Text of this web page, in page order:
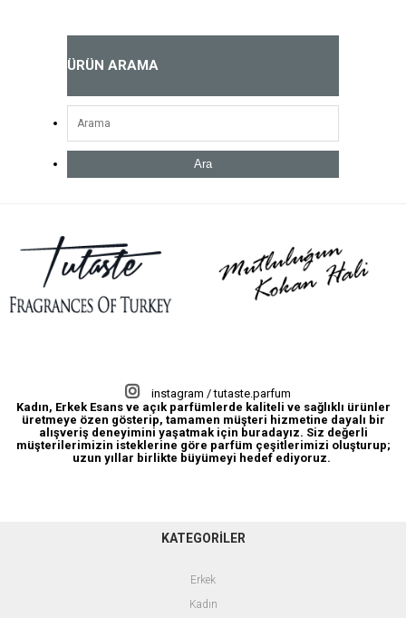
ÜRÜN ARAMA
Ara
instagram / tutaste.parfum
Kadın, Erkek Esans ve açık parfümlerde kaliteli ve sağlıklı ürünler
üretmeye özen gösterip, tamamen müşteri hizmetine dayalı bir
alışveriş deneyimini yaşatmak için buradayız. Siz değerli
müşterilerimizin isteklerine göre parfüm çeşitlerimizi oluşturup;
uzun yıllar birlikte büyümeyi hedef ediyoruz.
KATEGORİLER
Erkek
Kadın